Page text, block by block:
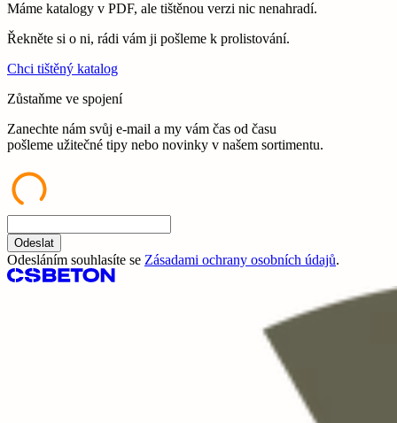
Máme katalogy v PDF, ale tištěnou verzi nic nenahradí.
Řekněte si o ni, rádi vám ji pošleme k prolistování.
Chci tištěný katalog
Zůstaňme ve spojení
Zanechte nám svůj e-mail a my vám čas od času
pošleme užitečné tipy nebo novinky v našem sortimentu.
Odeslat
Odesláním souhlasíte se Zásadami ochrany osobních údajů.